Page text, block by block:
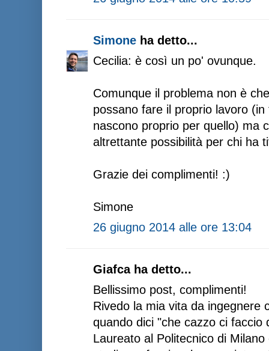
Simone ha detto...
Cecilia: è così un po' ovunque.
Comunque il problema non è
possano fare il proprio lavoro
nascono proprio per quello) ma
altrettante possibilità per chi ha
Grazie dei complimenti! :)
Simone
26 giugno 2014 alle ore 13:04
Giafca ha detto...
Bellissimo post, complimenti!
Rivedo la mia vita da ingegnere
quando dici "che cazzo ci faccio
Laureato al Politecnico di